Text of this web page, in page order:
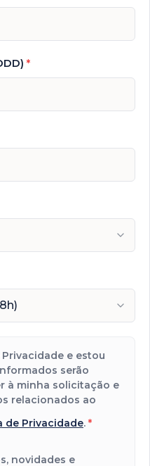
*
e estou
serão
à minha solicitação e
relacionados ao
de Privacidade. *
novidades e